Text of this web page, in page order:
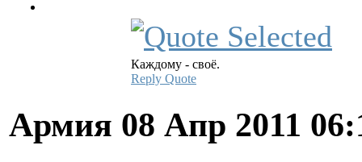
Каждому - своё.
Reply Quote
Армия 08 Апр 2011